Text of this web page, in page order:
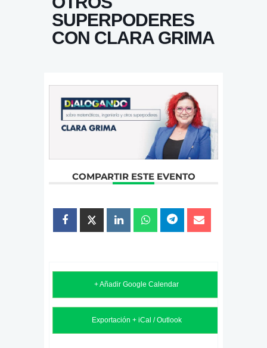
SUPERPODERES
CON CLARA GRIMA
COMPARTIR ESTE EVENTO
+ Añadir Google Calendar
Exportación + iCal / Outlook